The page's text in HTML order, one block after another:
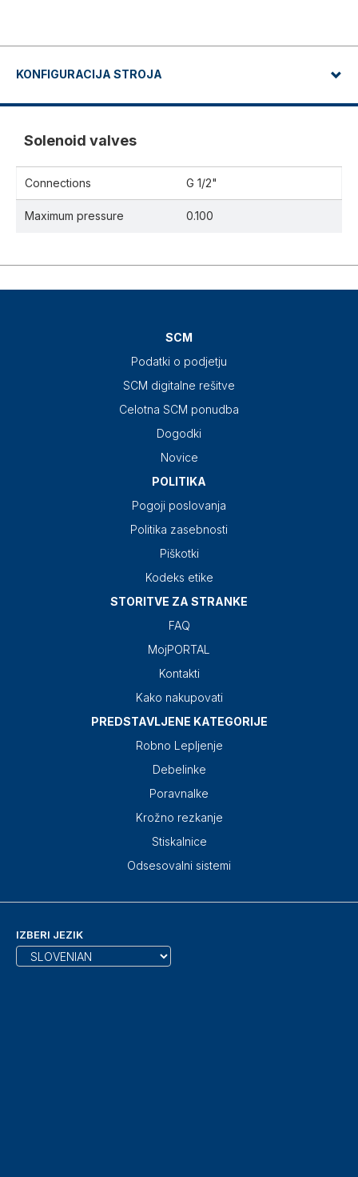
KONFIGURACIJA STROJA
Solenoid valves
Connections G 1/2"
Maximum pressure 0.100
SCM
Podatki o podjetju
SCM digitalne rešitve
Celotna SCM ponudba
Dogodki
Novice
POLITIKA
Pogoji poslovanja
Politika zasebnosti
Piškotki
Kodeks etike
STORITVE ZA STRANKE
FAQ
MojPORTAL
Kontakti
Kako nakupovati
PREDSTAVLJENE KATEGORIJE
Robno Lepljenje
Debelinke
Poravnalke
Krožno rezkanje
Stiskalnice
Odsesovalni sistemi
IZBERI JEZIK